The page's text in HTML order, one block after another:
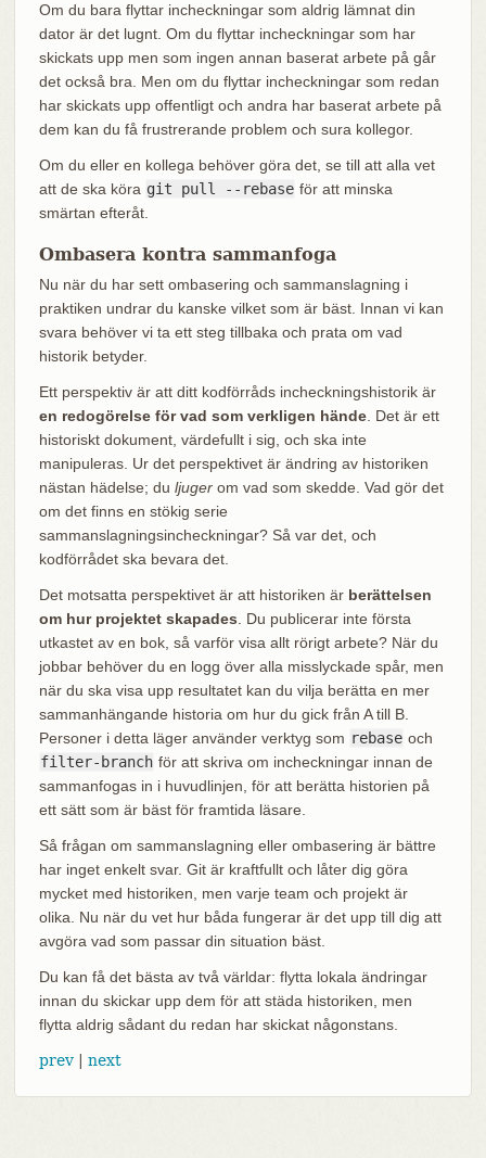
Om du bara flyttar incheckningar som aldrig lämnat din
dator är det lugnt. Om du flyttar incheckningar som har
skickats upp men som ingen annan baserat arbete på går
det också bra. Men om du flyttar incheckningar som redan
har skickats upp offentligt och andra har baserat arbete på
dem kan du få frustrerande problem och sura kollegor.
Om du eller en kollega behöver göra det, se till att alla vet
att de ska köra git pull --rebase för att minska
smärtan efteråt.
Ombasera kontra sammanfoga
Nu när du har sett ombasering och sammanslagning i
praktiken undrar du kanske vilket som är bäst. Innan vi kan
svara behöver vi ta ett steg tillbaka och prata om vad
historik betyder.
Ett perspektiv är att ditt kodförråds incheckningshistorik är
en redogörelse för vad som verkligen hände. Det är ett
historiskt dokument, värdefullt i sig, och ska inte
manipuleras. Ur det perspektivet är ändring av historiken
nästan hädelse; du ljugerom vad som skedde. Vad gör det
om det finns en stökig serie
sammanslagningsincheckningar? Så var det, och
kodförrådet ska bevara det.
Det motsatta perspektivet är att historiken är berättelsen
om hur projektet skapades . Du publicerar inte första
utkastet av en bok, så varför visa allt rörigt arbete? När du
jobbar behöver du en logg över alla misslyckade spår, men
när du ska visa upp resultatet kan du vilja berätta en mer
sammanhängande historia om hur du gick från A till B.
Personer i detta läger använder verktyg som rebase och
filter-branch för att skriva om incheckningar innan de
sammanfogas in i huvudlinjen, för att berätta historien på
ett sätt som är bäst för framtida läsare.
Så frågan om sammanslagning eller ombasering är bättre
har inget enkelt svar. Git är kraftfullt och låter dig göra
mycket med historiken, men varje team och projekt är
olika. Nu när du vet hur båda fungerar är det upp till dig att
avgöra vad som passar din situation bäst.
Du kan få det bästa av två världar: flytta lokala ändringar
innan du skickar upp dem för att städa historiken, men
flytta aldrig sådant du redan har skickat någonstans.
prev| next